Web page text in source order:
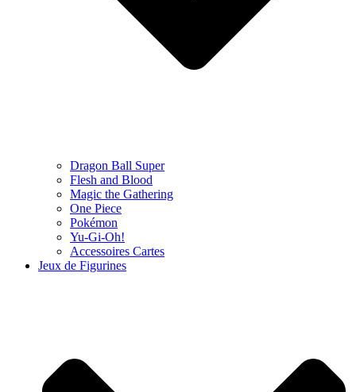
Dragon Ball Super
Flesh and Blood
Magic the Gathering
One Piece
Pokémon
Yu-Gi-Oh!
Accessoires Cartes
Jeux de Figurines